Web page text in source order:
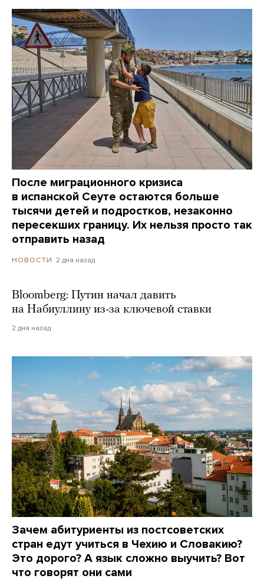
После миграционного кризиса
в испанской Сеуте остаются больше
тысячи детей и подростков, незаконно
пересекших границу. Их нельзя просто так
отправить назад
НОВОСТИ 2 дня назад
Bloomberg: Путин начал давить
на Набиуллину из-за ключевой ставки
2 дня назад
Зачем абитуриенты из постсоветских
стран едут учиться в Чехию и Словакию?
Это дорого? А язык сложно выучить? Вот
что говорят они сами